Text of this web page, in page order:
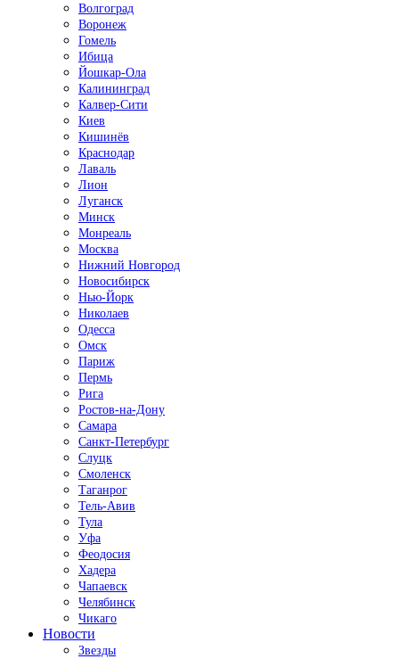
Волгоград
Воронеж
Гомель
Ибица
Йошкар-Ола
Калининград
Калвер-Сити
Киев
Кишинёв
Краснодар
Лаваль
Лион
Луганск
Минск
Монреаль
Москва
Нижний Новгород
Новосибирск
Нью-Йорк
Николаев
Одесса
Омск
Париж
Пермь
Рига
Ростов-на-Дону
Самара
Санкт-Петербург
Слуцк
Смоленск
Таганрог
Тель-Авив
Тула
Уфа
Феодосия
Хадера
Чапаевск
Челябинск
Чикаго
Новости
Звезды